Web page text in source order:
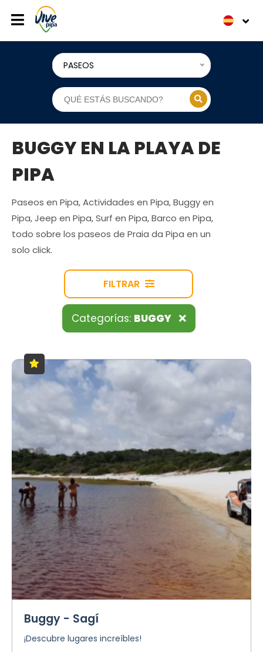
PASEOS
BUGGY EN LA PLAYA DE
PIPA
Paseos en Pipa, Actividades en Pipa, Buggy en
Pipa, Jeep en Pipa, Surf en Pipa, Barco en Pipa,
todo sobre los paseos de Praia da Pipa en un
solo click.
FILTRAR
Categorías: BUGGY
Buggy - Sagí
¡Descubre lugares increíbles!